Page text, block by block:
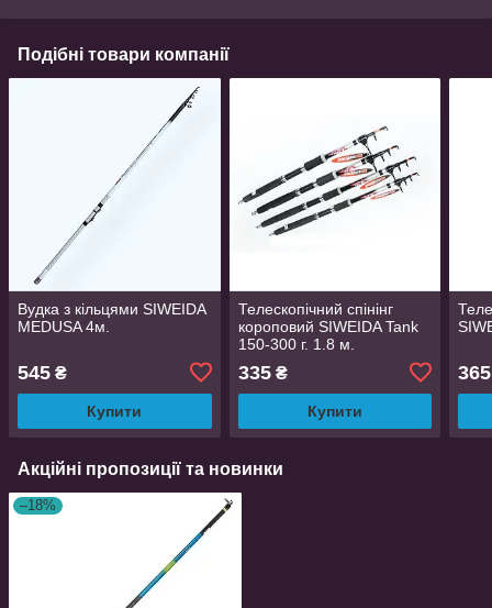
Подібні товари компанії
Вудка з кільцями SIWEIDA
MEDUSA 4м.
545 ₴
Купити
Телескопічний спінінг
короповий SIWEIDA Tank
150-300 г. 1.8 м.
335₴
Купити
365
Акційні пропозиції та новинки
–18%